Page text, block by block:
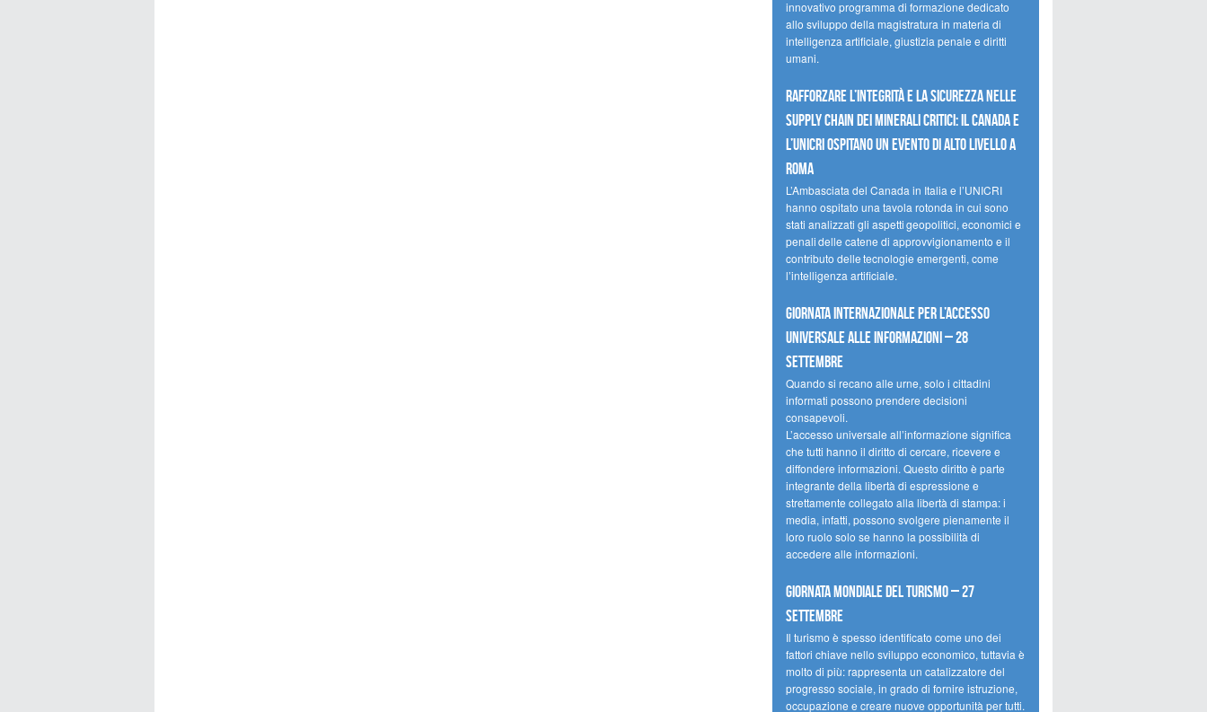
innovativo programma di formazione dedicato
allo sviluppo della magistratura in materia di
intelligenza artificiale, giustizia penale e diritti
umani.
Rafforzare l’integrità e la sicurezza nelle
supply chain dei minerali critici: il Canada e
l’UNICRI ospitano un evento di alto livello a
Roma
L’Ambasciata del Canada in Italia e l’UNICRI
hanno ospitato una tavola rotonda in cui sono
stati analizzati gli aspetti geopolitici, economici e
penali delle catene di approvvigionamento e il
contributo delle tecnologie emergenti, come
l’intelligenza artificiale.
Giornata internazionale per l’accesso
universale alle informazioni – 28
settembre
Quando si recano alle urne, solo i cittadini
informati possono prendere decisioni
consapevoli.
L’accesso universale all’informazione significa
che tutti hanno il diritto di cercare, ricevere e
diffondere informazioni. Questo diritto è parte
integrante della libertà di espressione e
strettamente collegato alla libertà di stampa: i
media, infatti, possono svolgere pienamente il
loro ruolo solo se hanno la possibilità di
accedere alle informazioni.
Giornata mondiale del turismo – 27
settembre
Il turismo è spesso identificato come uno dei
fattori chiave nello sviluppo economico, tuttavia è
molto di più: rappresenta un catalizzatore del
progresso sociale, in grado di fornire istruzione,
occupazione e creare nuove opportunità per tutti.